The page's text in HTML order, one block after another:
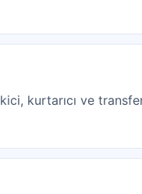
kurtarıcı ve